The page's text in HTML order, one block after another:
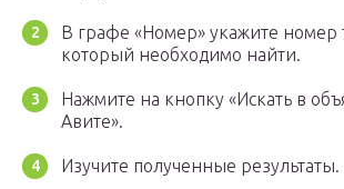
В графе «Номер» укажите номер
который необходимо найти.
Нажмите на кнопку «Искать в
Авите».
Изучите полученные результаты.